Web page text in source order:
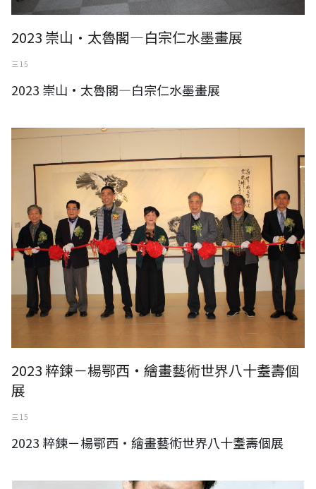
2023 崇山•太魯閣—白宗仁水墨畫展
三 15
2023 崇山•太魯閣—白宗仁水墨畫展
2023 粹鍊－楊鄂西‧繪畫藝術世界八十耋壽個展
2023 粹鍊－楊鄂西‧繪畫藝術世界八十耋壽個
展
三 15
2023 粹鍊－楊鄂西‧繪畫藝術世界八十耋壽個展